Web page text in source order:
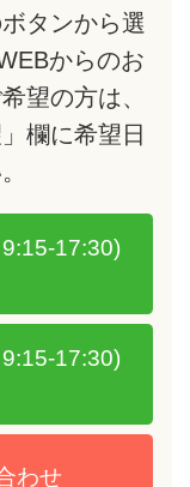
タンから選
からのお
望の方は、
欄に希望日
17:30)
17:30)
わせ